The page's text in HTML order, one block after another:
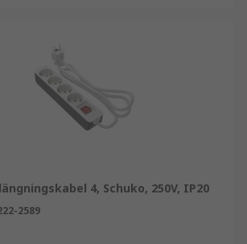
4, Schuko, 250V, IP20
2589